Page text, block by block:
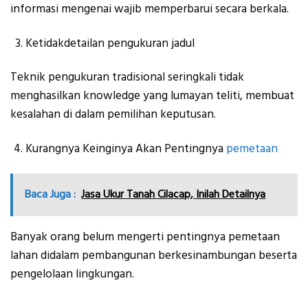
informasi mengenai wajib memperbarui secara berkala.
Ketidakdetailan pengukuran jadul
Teknik pengukuran tradisional seringkali tidak
menghasilkan knowledge yang lumayan teliti, membuat
kesalahan di dalam pemilihan keputusan.
Kurangnya Keinginya Akan Pentingnya pemetaan
Baca Juga : Jasa Ukur Tanah Cilacap, Inilah Detailnya
Banyak orang belum mengerti pentingnya pemetaan
lahan didalam pembangunan berkesinambungan beserta
pengelolaan lingkungan.